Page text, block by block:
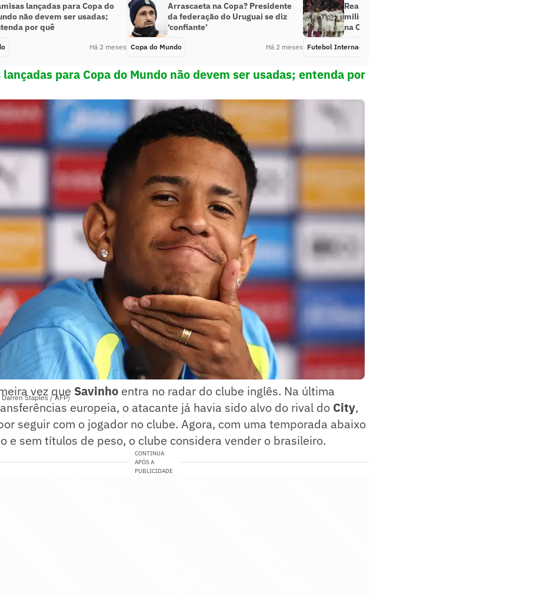
lançadas para Copa do
não devem ser usadas;
por quê
Há 2 meses
Arrascaeta na Copa? Presidente
da federação do Uruguai se diz
‘confiante’
Copa do Mundo Há 2 meses
Real Madrid fecha acordo
milionário com jogador que estará
na Copa do Mundo
Futebol Internacional
para Copa do Mundo não devem ser usadas; entenda por
Staples / AFP)
vez que Savinho entra no radar do clube inglês. Na última
europeia, o atacante já havia sido alvo do rival do City,
seguir com o jogador no clube. Agora, com uma temporada abaixo
e sem títulos de peso, o clube considera vender o brasileiro.
CONTINUA
APÓS A
PUBLICIDADE